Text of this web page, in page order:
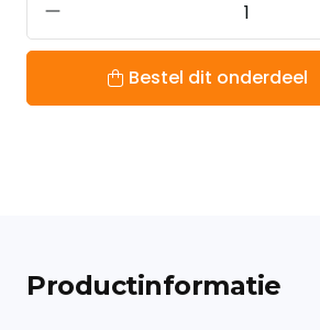
Bestel dit onderdeel
Productinformatie